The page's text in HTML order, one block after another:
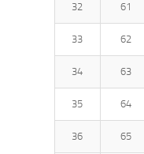
32 61
33 62
34 63
35 64
36 65